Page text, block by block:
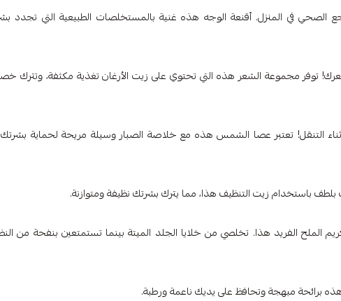
الصحي في المنزل. أقنعة الوجه هذه غنية بالمستخلصات الطبيعية التي تجدد
توفر مجموعة الشعر هذه التي تحتوي على زيت الأرغان تغذية مكثفة، وتترك
التنقل! تعتبر عصا الشمس هذه مع خلاصة الصبار وسيلة مريحة لحماية
الملح الفريد هذا. تخلصي من خلايا الجلد الميتة بينما تستمتعين بنفحة من